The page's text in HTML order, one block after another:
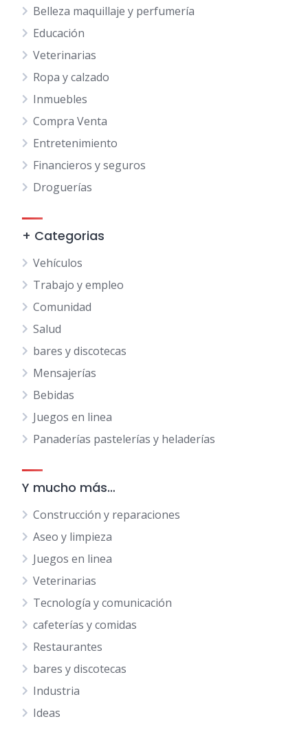
Belleza maquillaje y perfumería
Educación
Veterinarias
Ropa y calzado
Inmuebles
Compra Venta
Entretenimiento
Financieros y seguros
Droguerías
+ Categorias
Vehículos
Trabajo y empleo
Comunidad
Salud
bares y discotecas
Mensajerías
Bebidas
Juegos en linea
Panaderías pastelerías y heladerías
Y mucho más…
Construcción y reparaciones
Aseo y limpieza
Juegos en linea
Veterinarias
Tecnología y comunicación
cafeterías y comidas
Restaurantes
bares y discotecas
Industria
Ideas